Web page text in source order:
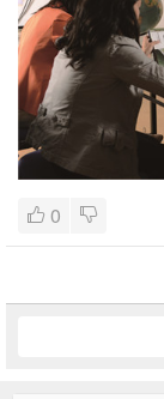
0